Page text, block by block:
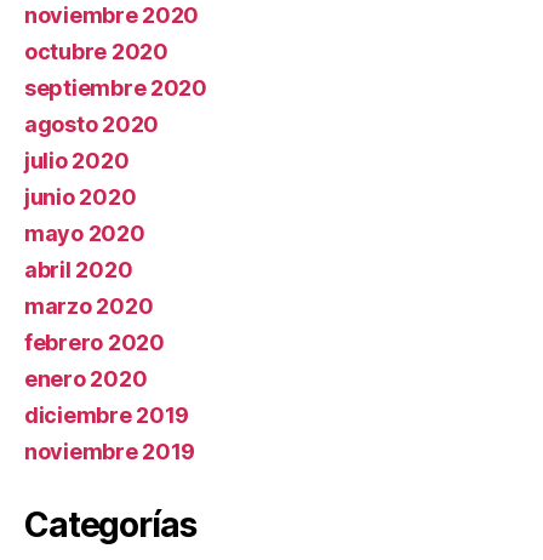
noviembre 2020
octubre 2020
septiembre 2020
agosto 2020
julio 2020
junio 2020
mayo 2020
abril 2020
marzo 2020
febrero 2020
enero 2020
diciembre 2019
noviembre 2019
Categorías